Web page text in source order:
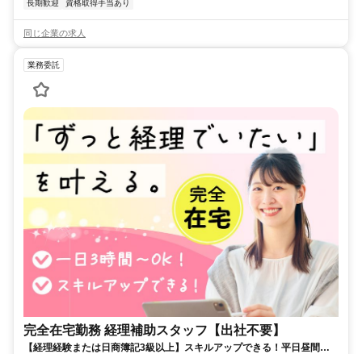
長期歓迎 資格取得手当あり
同じ企業の求人
業務委託
完全在宅勤務 経理補助スタッフ【出社不要】
【経理経験または日商簿記3級以上】スキルアップできる！平日昼間３h